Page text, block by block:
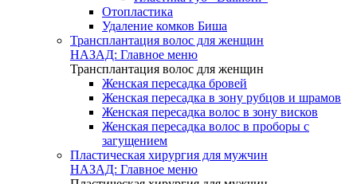
Отопластика
Удаление комков Биша
Трансплантация волос для женщин
НАЗАД: Главное меню
Трансплантация волос для женщин
Женская пересадка бровей
Женская пересадка в зону рубцов и шрамов
Женская пересадка волос в зону висков
Женская пересадка волос в проборы с
загущением
Пластическая хирургия для мужчин
НАЗАД: Главное меню